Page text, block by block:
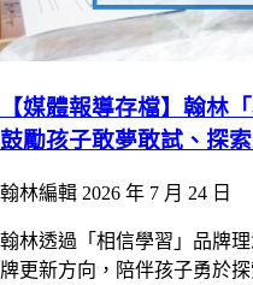
【媒體報導存檔】翰林
鼓勵孩子敢夢敢試、探
翰林編輯 2026 年 7 月 24 日
翰林透過「相信學習」品牌
牌更新方向，陪伴孩子勇於